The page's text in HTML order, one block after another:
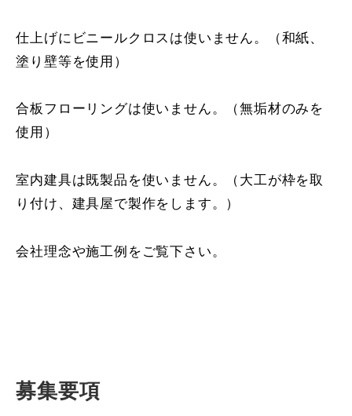
仕上げにビニールクロスは使いません。（和紙、
塗り壁等を使用）
合板フローリングは使いません。（無垢材のみを
使用）
室内建具は既製品を使いません。（大工が枠を取
り付け、建具屋で製作をします。）
会社理念や施工例をご覧下さい。
募集要項